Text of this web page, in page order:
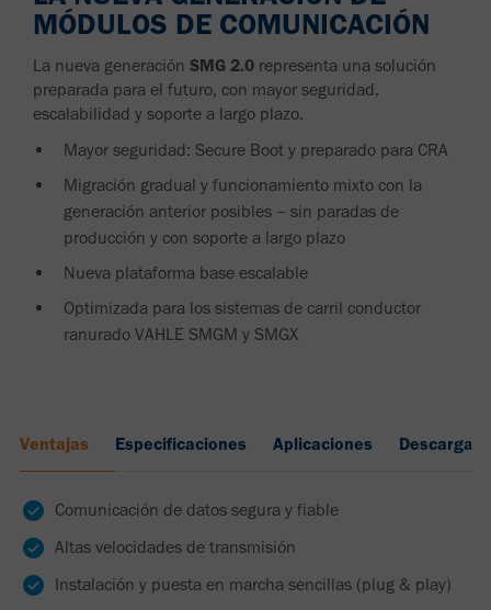
MÓDULOS DE COMUNICACIÓN
La nueva generación SMG 2.0 representa una solución
preparada para el futuro, con mayor seguridad,
escalabilidad y soporte a largo plazo.
Mayor seguridad: Secure Boot y preparado para CRA
Migración gradual y funcionamiento mixto con la
generación anterior posibles – sin paradas de
producción y con soporte a largo plazo
Nueva plataforma base escalable
Optimizada para los sistemas de carril conductor
ranurado VAHLE SMGM y SMGX
Ventajas Especificaciones Aplicaciones Descargas
Comunicación de datos segura y fiable
Altas velocidades de transmisión
Instalación y puesta en marcha sencillas (plug & play)